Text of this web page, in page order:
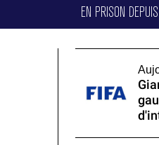
EN PRISON